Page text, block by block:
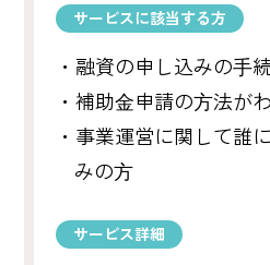
サービスに該当する方
・融資の申し込みの⼿
・補助⾦申請の⽅法が
・事業運営に関して誰
みの⽅
サービス詳細